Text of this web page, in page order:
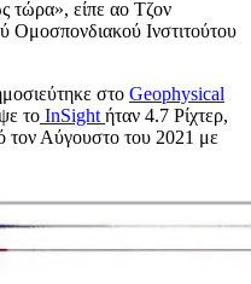
τώρα», είπε αο Τζον
Ομοσπονδιακού Ινστιτούτου
στο Geophysical
το InSight ήταν 4.7 Ρίχτερ,
τον Αύγουστο του 2021 με